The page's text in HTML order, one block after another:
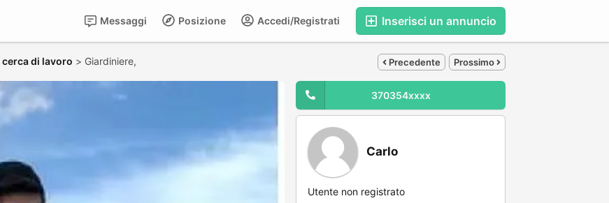
Inserisci un annuncio
Accedi/Registrati
Posizione
Messaggi
di lavoro > Giardiniere, Precedente Prossimo
370354xxxx
Carlo
Utente non registrato